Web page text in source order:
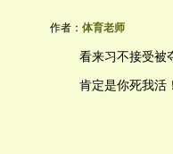
作者： 体育老师
看来习不接受被
肯定是你死我活！